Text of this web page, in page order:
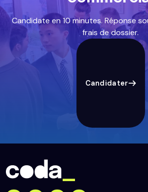
Candidate en 10 minutes. Réponse
frais de dossier.
Candidater